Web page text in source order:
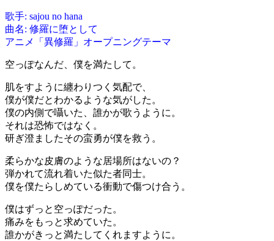
歌手: sajou no hana
曲名: 修羅に堕として
アニメ「異修羅」オープニングテーマ
空っぽなんだ、僕を満たして。
肌をすように纏わりつく気配で、
僕が僕だとわかるような気がした。
僕の内側で囁いた、誰かが歌うように。
それは恐怖ではなく。
研ぎ澄ましたその蛮勇が僕を救う。
柔らかな皮膚のような居場所はないの？
弾かれて流れ着いた似た者同士。
僕を僕たらしめている衝動で傷つけ合う。
僕はずっと空っぽだった。
痛みをもっと求めていた。
誰かがきっと満たしてくれますように。